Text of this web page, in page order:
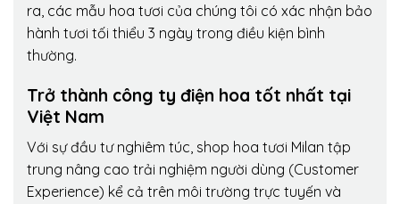
ra, các mẫu hoa tươi của chúng tôi có xác nhận bảo
hành tươi tối thiểu 3 ngày trong điều kiện bình
thường.
Trở thành công ty điện hoa tốt nhất tại
Việt Nam
Với sự đầu tư nghiêm túc, shop hoa tươi Milan tập
trung nâng cao trải nghiệm người dùng (Customer
Experience) kể cả trên môi trường trực tuyến và